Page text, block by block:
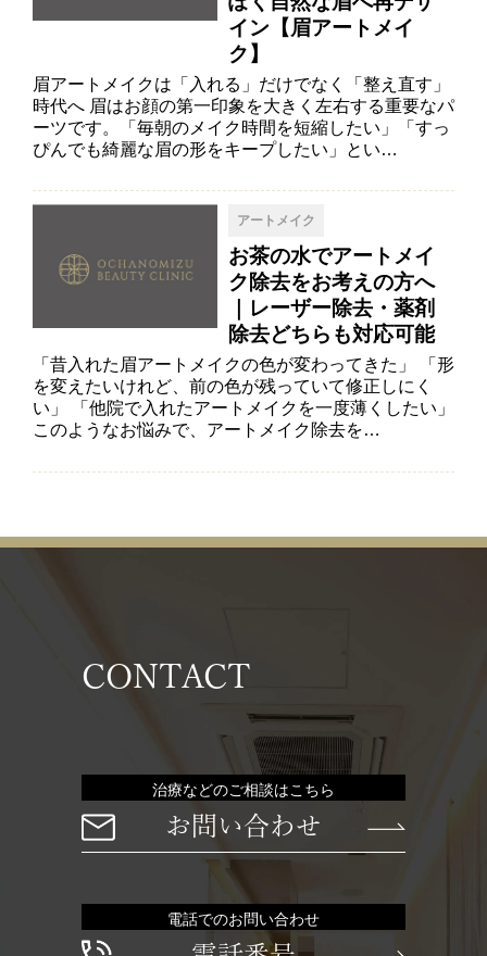
イン【眉アートメイ
ク】
眉アートメイクは「入れる」だけでなく「整え直す」
時代へ 眉はお顔の第一印象を大きく左右する重要なパ
ーツです。「毎朝のメイク時間を短縮したい」「すっ
ぴんでも綺麗な眉の形をキープしたい」とい…
アートメイク
お茶の水でアートメイ
ク除去をお考えの方へ
｜レーザー除去・薬剤
除去どちらも対応可能
「昔入れた眉アートメイクの色が変わってきた」 「形
を変えたいけれど、前の色が残っていて修正しにく
い」 「他院で入れたアートメイクを一度薄くしたい」
このようなお悩みで、アートメイク除去を…
CONTACT
治療などのご相談はこちら
お問い合わせ
電話でのお問い合わせ